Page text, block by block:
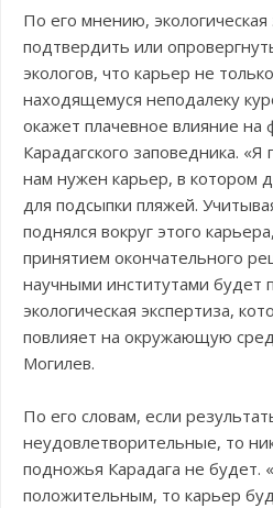
По его мнению, экологическая
подтвердить или
экологов, что карьер не
находящемуся неподалеку
окажет плачевное влияние на
Карадагского заповедника.
нам нужен карьер, в котором
для подсыпки пляжей.
поднялся вокруг этого
принятием окончательного
научными институтами будет
экологическая экспертиза,
повлияет на окружающую
Могилев.
По его словам, если
неудовлетворительные, то
подножья Карадага не будет.
положительным, то карьер